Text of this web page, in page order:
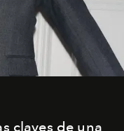
claves de una